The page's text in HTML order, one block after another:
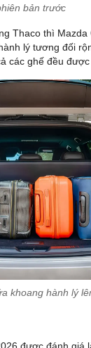
bản trước
Thaco thì Mazda
lý tương đối
các ghế đều được
khoang hành lý